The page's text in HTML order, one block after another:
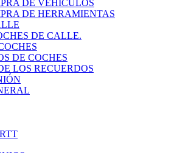
DE VEHÍCULOS
DE HERRAMIENTAS
DE CALLE.
DE COCHES
LOS RECUERDOS